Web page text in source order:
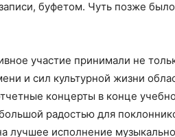
буфетом. Чуть позже
участие принимали не
и сил культурной жизни
концерты в конце
радостью для
лучшее исполнение